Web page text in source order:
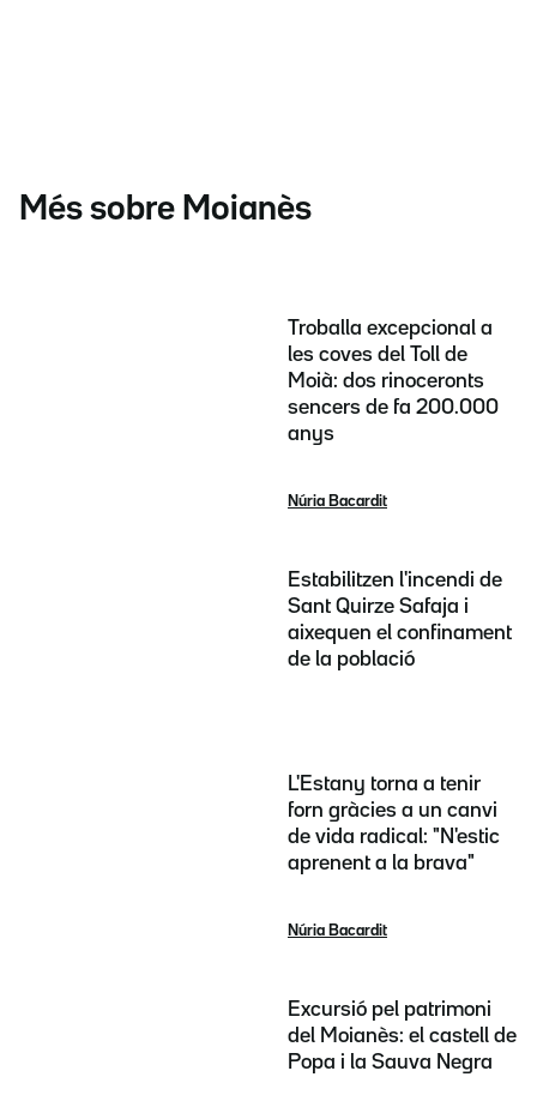
Més sobre Moianès
Troballa excepcional a
les coves del Toll de
Moià: dos rinoceronts
sencers de fa 200.000
anys
Núria Bacardit
Estabilitzen l'incendi de
Sant Quirze Safaja i
aixequen el confinament
de la població
L'Estany torna a tenir
forn gràcies a un canvi
de vida radical: "N'estic
aprenent a la brava"
Núria Bacardit
Excursió pel patrimoni
del Moianès: el castell de
Popa i la Sauva Negra